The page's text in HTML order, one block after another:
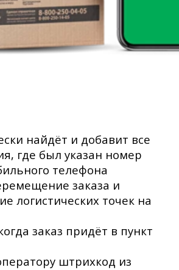
найдёт и добавит все
где был указан номер
телефона
заказа и
логистических точек на
заказ придёт в пункт
штрихкод из